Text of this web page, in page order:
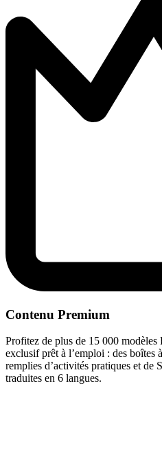
Contenu Premium
Profitez de plus de 15 000 modèles
exclusif prêt à l’emploi : des boîtes
remplies d’activités pratiques et de
traduites en 6 langues.